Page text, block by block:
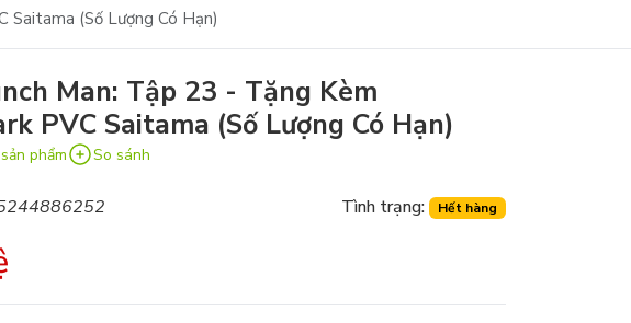
Saitama (Số Lượng Có Hạn)
Man: Tập 23 - Tặng Kèm
PVC Saitama (Số Lượng Có Hạn)
phẩm So sánh
Tình trạng: Hết hàng